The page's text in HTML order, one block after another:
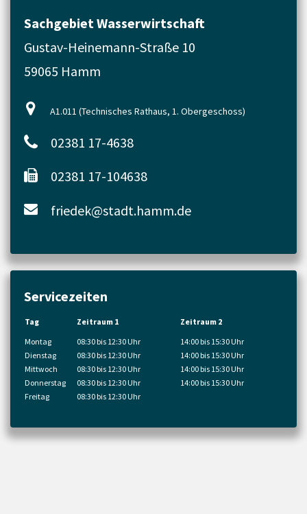
Sachgebiet Wasserwirtschaft
Gustav-Heinemann-Straße 10
59065 Hamm
A1.011 (Technisches Rathaus, 1. Obergeschoss)
02381 17-4638
02381 17-104638
friedek@stadt.hamm.de
Servicezeiten
Tag Zeitraum 1
Zeitraum 2
Montag
08:30 bis 12:30 Uhr
14:00 bis 15:30 Uhr
Dienstag
08:30 bis 12:30 Uhr
14:00 bis 15:30 Uhr
Mittwoch
08:30 bis 12:30 Uhr
14:00 bis 15:30 Uhr
Donnerstag
08:30 bis 12:30 Uhr
14:00 bis 15:30 Uhr
Freitag
08:30 bis 12:30 Uhr